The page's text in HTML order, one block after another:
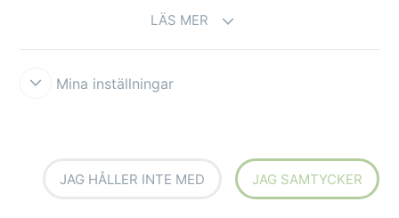
LÄS MER
Mina inställningar
JAG HÅLLER INTE MED JAG SAMTYCKER